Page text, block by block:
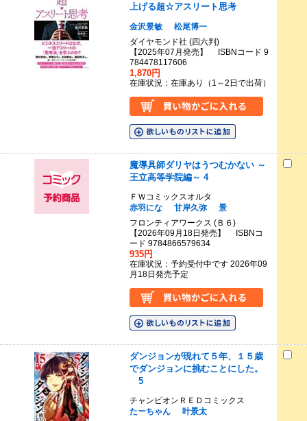
上げる超☆アスリート思考
金沢景敏
松尾博一
ダイヤモンド社 (四六判)
【2025年07月発売】 ISBNコード 9
784478117606
1,870円
在庫状況：在庫あり（1～2日で出荷）
魔導具師ダリヤはうつむかない ～
王立高等学院編～ 4
ＦＷコミックスオルタ
赤羽にな
甘岸久弥
景
フロンティアワークス (Ｂ６)
【2026年09月18日発売】 ISBNコ
ード 9784866579634
935円
在庫状況：予約受付中です 2026年09
月18日発売予定
ダンジョンが現れて５年、１５歳
でダンジョンに挑むことにした。
5
チャンピオンＲＥＤコミックス
たーちゃん
叶景太